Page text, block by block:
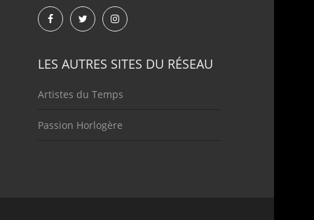
LES AUTRES SITES DU RÉSEAU
Artistes du Temps
Passion Horlogère